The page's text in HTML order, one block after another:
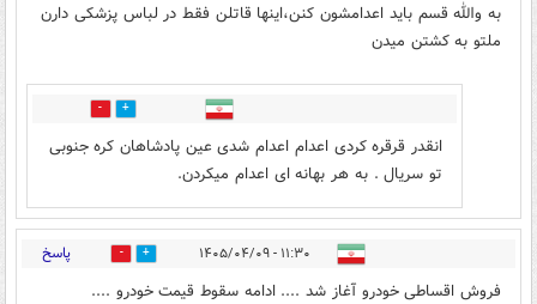
به والله قسم باید اعدامشون کنن،اینها قاتلن فقط در لباس پزشکی دارن
ملتو به کشتن میدن
0
انقدر قرقره کردی اعدام اعدام شدی عین پادشاهان کره جنوبی
تو سریال . به هر بهانه ای اعدام میکردن.
۱۱:۳۰ - ۱۴۰۵/۰۴/۰۹ 0 پاسخ
فروش اقساطی خودرو آغاز شد .... ادامه سقوط قیمت خودرو ....